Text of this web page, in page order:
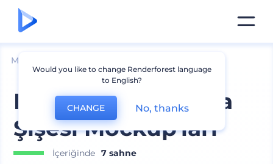
Mockuplar
Minimal Şampanya
Şişesi Mockup'ları
İçeriğinde 7 sahne
Would you like to change Renderforest language
to English?
CHANGE No, thanks